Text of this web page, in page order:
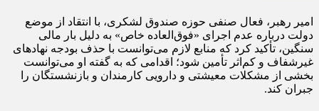
امیر رهبر، فعال صنفی حوزه صندوق لشکری، با انتقاد از موضع
دولت درباره عدم اجرای «فوق‌العاده خاص» به دلیل بار مالی
سنگین، تأکید کرد که منابع لازم می‌توانست با حذف بودجه نهادهای
غیرشفاف و کم‌اثر تأمین شود؛ اقدامی که به گفته او می‌توانست
بخشی از مشکلات معیشتی و دارویی کارمندان و بازنشستگان را
جبران کند.